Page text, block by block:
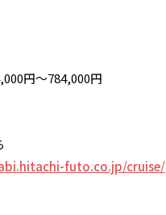
円～784,000円
futo.co.jp/cruise/